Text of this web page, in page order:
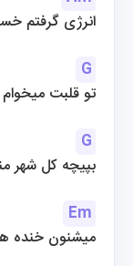
انرژی گرفتم
G
تو قلبت
G
بپیچه کل شهر
Em
میشنون خنده